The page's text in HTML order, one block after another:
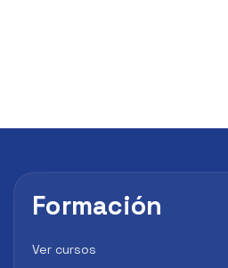
Formación
Ver cursos